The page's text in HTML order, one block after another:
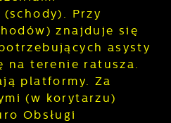
Przy
znajduje się
asysty
na terenie ratusza.
platformy. Za
(w korytarzu)
Obsługi